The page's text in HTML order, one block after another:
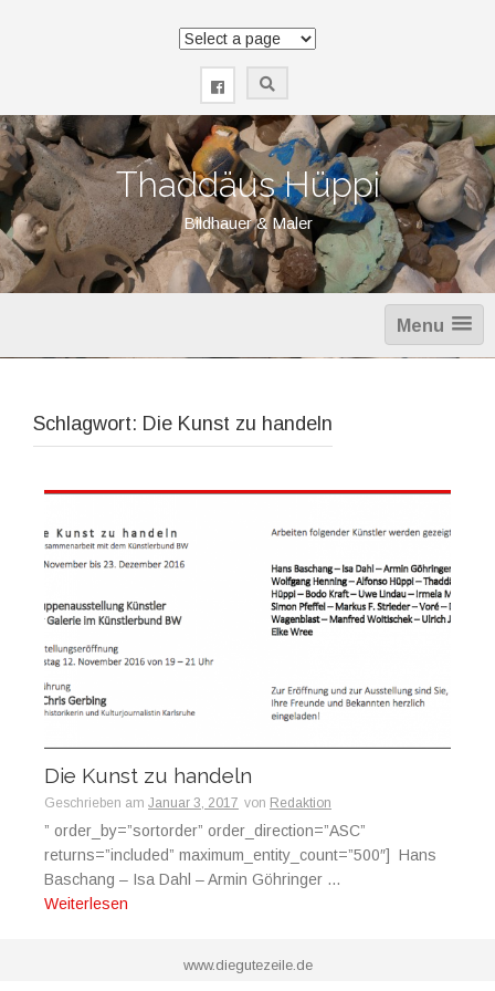
Thaddäus Hüppi
Bildhauer & Maler
Menu
Schlagwort: Die Kunst zu handeln
Die Kunst zu handeln
Geschrieben am Januar 3, 2017 von Redaktion
” order_by=”sortorder” order_direction=”ASC”
returns=”included” maximum_entity_count=”500″] Hans
Baschang – Isa Dahl – Armin Göhringer ...
Weiterlesen
www.diegutezeile.de